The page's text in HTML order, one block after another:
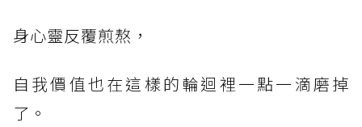
身心靈反覆煎熬，
自我價值也在這樣的輪迴裡一點一滴磨掉
了。